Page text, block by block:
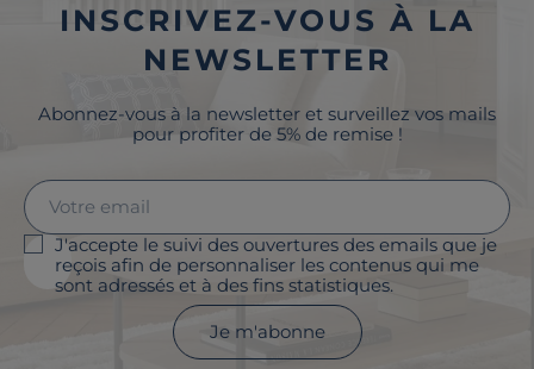
INSCRIVEZ-VOUS À LA
NEWSLETTER
Abonnez-vous à la newsletter et surveillez vos mails
pour profiter de 5% de remise !
J'accepte le suivi des ouvertures des emails que je
reçois afin de personnaliser les contenus qui me
sont adressés et à des fins statistiques.
Je m'abonne